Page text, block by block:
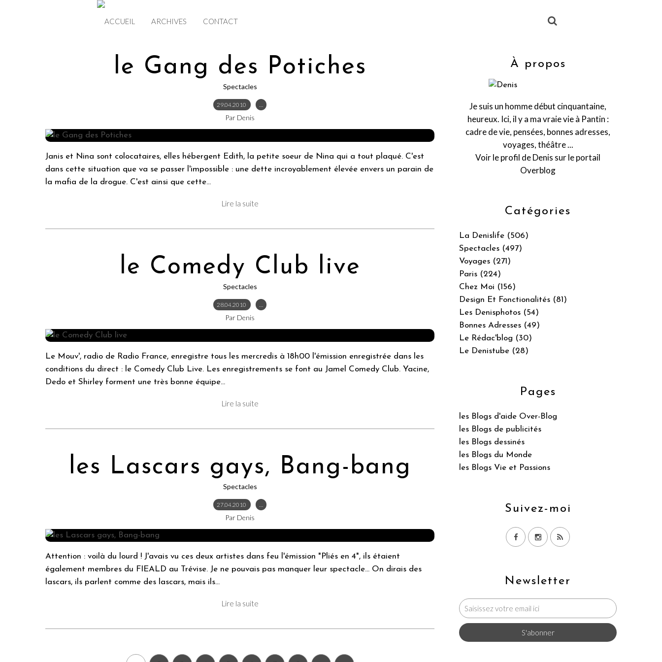
ACCUEIL ARCHIVES CONTACT
le Gang des Potiches
Spectacles
29.04.2010 …
Par Denis
Janis et Nina sont colocataires, elles hébergent Edith, la petite soeur de Nina qui a tout plaqué. C'est
dans cette situation que va se passer l'impossible : une dette incroyablement élevée envers un parain de
la mafia de la drogue. C'est ainsi que cette...
Lire la suite
le Comedy Club live
Spectacles
28.04.2010 …
Par Denis
Le Mouv', radio de Radio France, enregistre tous les mercredis à 18h00 l'émission enregistrée dans les
conditions du direct : le Comedy Club Live. Les enregistrements se font au Jamel Comedy Club. Yacine,
Dedo et Shirley forment une très bonne équipe...
Lire la suite
les Lascars gays, Bang-bang
Spectacles
27.04.2010 …
Par Denis
Attention : voilà du lourd ! J'avais vu ces deux artistes dans feu l'émission "Pliés en 4", ils étaient
également membres du FIEALD au Trévise. Je ne pouvais pas manquer leur spectacle... On dirais des
lascars, ils parlent comme des lascars, mais ils...
Lire la suite
Newsletter
Catégories
La Denislife (506)
Spectacles (497)
Voyages (271)
Paris (224)
Chez Moi (156)
Design Et Fonctionalités (81)
Les Denisphotos (54)
Bonnes Adresses (49)
Le Rédac'blog (30)
Le Denistube (28)
Pages
les Blogs d'aide Over-Blog
les Blogs de publicités
les Blogs dessinés
les Blogs du Monde
les Blogs Vie et Passions
Suivez-moi
À propos
Je suis un homme début cinquantaine,
heureux. Ici, il y a ma vraie vie à Pantin :
cadre de vie, pensées, bonnes adresses,
voyages, théâtre ...
Voir le profil deDenis sur le portail
Overblog